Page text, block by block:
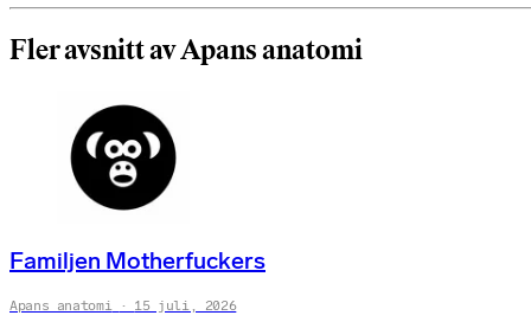
Fler avsnitt av Apans anatomi
Familjen Motherfuckers
Apans anatomi 15 juli, 2026